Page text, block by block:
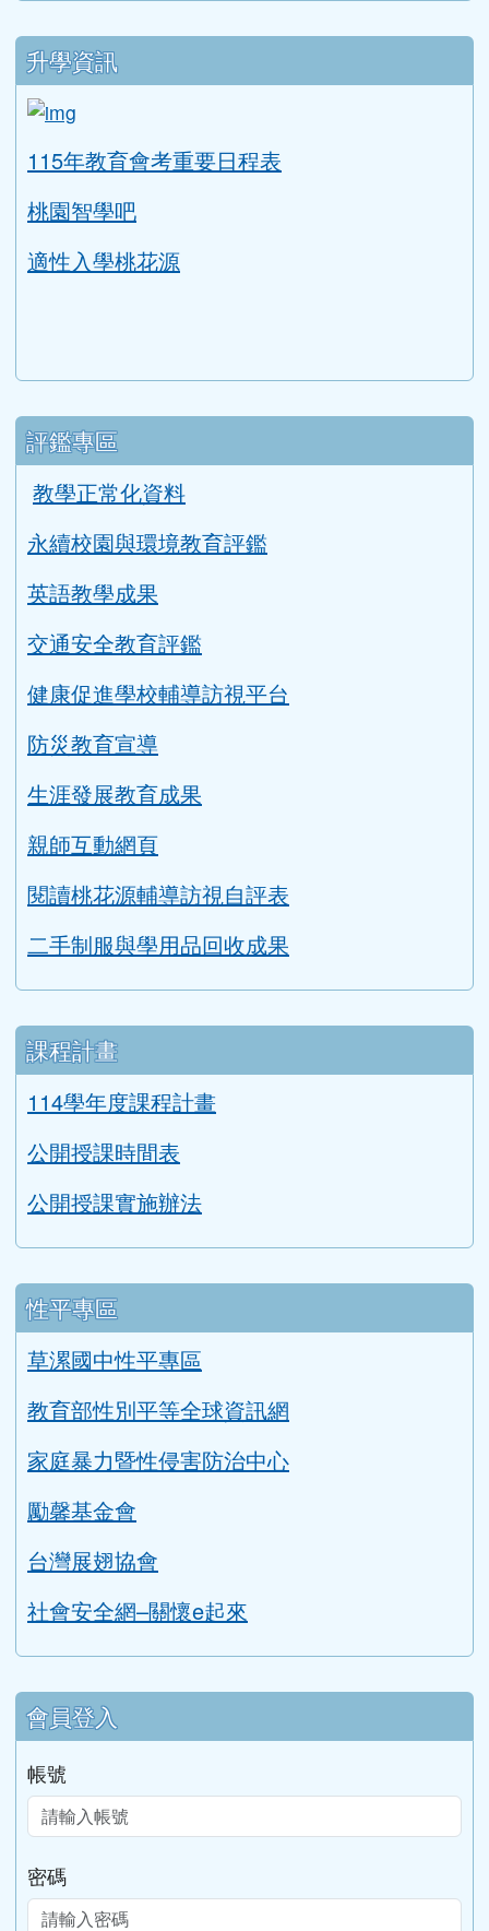
升學資訊
ink to https://tyc.entry.edu.tw/NoExamImitate_TL/
115年教育會考重要日程表
桃園智學吧
適性入學桃花源
評鑑專區
教學正常化資料
永續校園與環境教育評鑑
英語教學成果
交通安全教育評鑑
健康促進學校輔導訪視平台
防災教育宣導
生涯發展教育成果
親師互動網頁
閱讀桃花源輔導訪視自評表
二手制服與學用品回收成果
課程計畫
114學年度課程計畫
公開授課時間表
公開授課實施辦法
性平專區
草漯國中性平專區
教育部性別平等全球資訊網
家庭暴力暨性侵害防治中心
勵馨基金會
台灣展翅協會
社會安全網–關懷e起來
會員登入
帳號
密碼